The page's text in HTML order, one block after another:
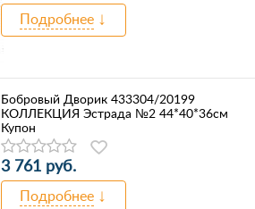
Подробнее
Бобровый Дворик 433304/20199
КОЛЛЕКЦИЯ Эстрада №2 44*40*36см
Купон
3 761 руб.
Подробнее